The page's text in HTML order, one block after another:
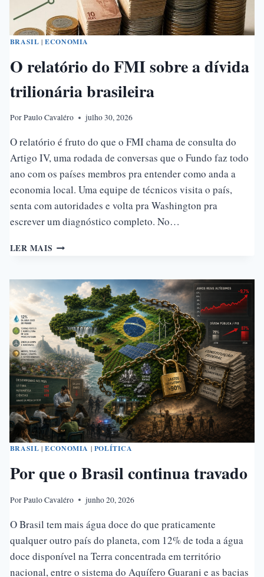
BRASIL |ECONOMIA
O relatório do FMI sobre a dívida
trilionária brasileira
PorPaulo Cavaléro julho 30, 2026
O relatório é fruto do que o FMI chama de consulta do
Artigo IV, uma rodada de conversas que o Fundo faz todo
ano com os países membros pra entender como anda a
economia local. Uma equipe de técnicos visita o país,
senta com autoridades e volta pra Washington pra
escrever um diagnóstico completo. No…
LER MAIS O
FMI
SOBRE
A
DÍVIDA
TRILIONÁRIA
BRASILEIRA
BRASIL |ECONOMIA | POLÍTICA
Por que o Brasil continua travado
PorPaulo Cavaléro junho 20, 2026
O Brasil tem mais água doce do que praticamente
qualquer outro país do planeta, com 12% de toda a água
doce disponível na Terra concentrada em território
nacional, entre o sistema do Aquífero Guarani e as bacias